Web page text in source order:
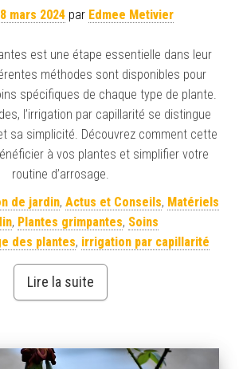
mars 2024 par Edmee Metivier
est une étape essentielle dans leur
méthodes sont disponibles pour
spécifiques de chaque type de plante.
l’irrigation par capillarité se distingue
sa simplicité. Découvrez comment cette
à vos plantes et simplifier votre
routine d’arrosage.
de jardin, Actus et Conseils, Matériels
, Plantes grimpantes, Soins
des plantes, irrigation par capillarité
Lire la suite